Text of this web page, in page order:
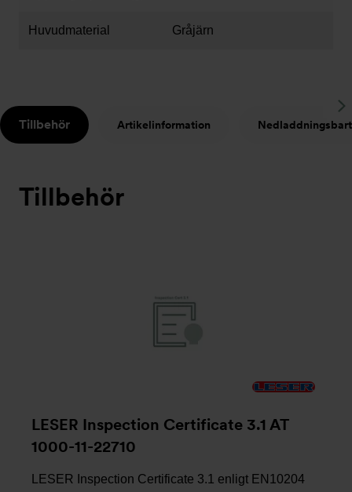
Huvudmaterial Gråjärn
Tillbehör Artikelinformation Nedladdningsbart
Tillbehör
LESER Inspection Certificate 3.1 AT
1000-11-22710
LESER Inspection Certificate 3.1 enligt EN10204